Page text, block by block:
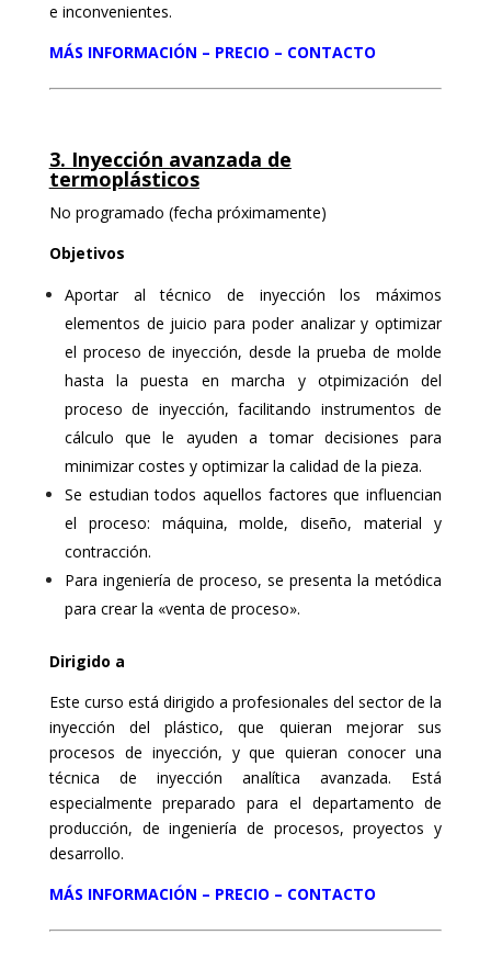
e inconvenientes.
MÁS INFORMACIÓN – PRECIO – CONTACTO
3. Inyección avanzada de
termoplásticos
No programado (fecha próximamente)
Objetivos
Aportar al técnico de inyección los máximos
elementos de juicio para poder analizar y optimizar
el proceso de inyección, desde la prueba de molde
hasta la puesta en marcha y otpimización del
proceso de inyección, facilitando instrumentos de
cálculo que le ayuden a tomar decisiones para
minimizar costes y optimizar la calidad de la pieza.
Se estudian todos aquellos factores que influencian
el proceso: máquina, molde, diseño, material y
contracción.
Para ingeniería de proceso, se presenta la metódica
para crear la «venta de proceso».
Dirigido a
Este curso está dirigido a profesionales del sector de la
inyección del plástico, que quieran mejorar sus
procesos de inyección, y que quieran conocer una
técnica de inyección analítica avanzada. Está
especialmente preparado para el departamento de
producción, de ingeniería de procesos, proyectos y
desarrollo.
MÁS INFORMACIÓN – PRECIO – CONTACTO